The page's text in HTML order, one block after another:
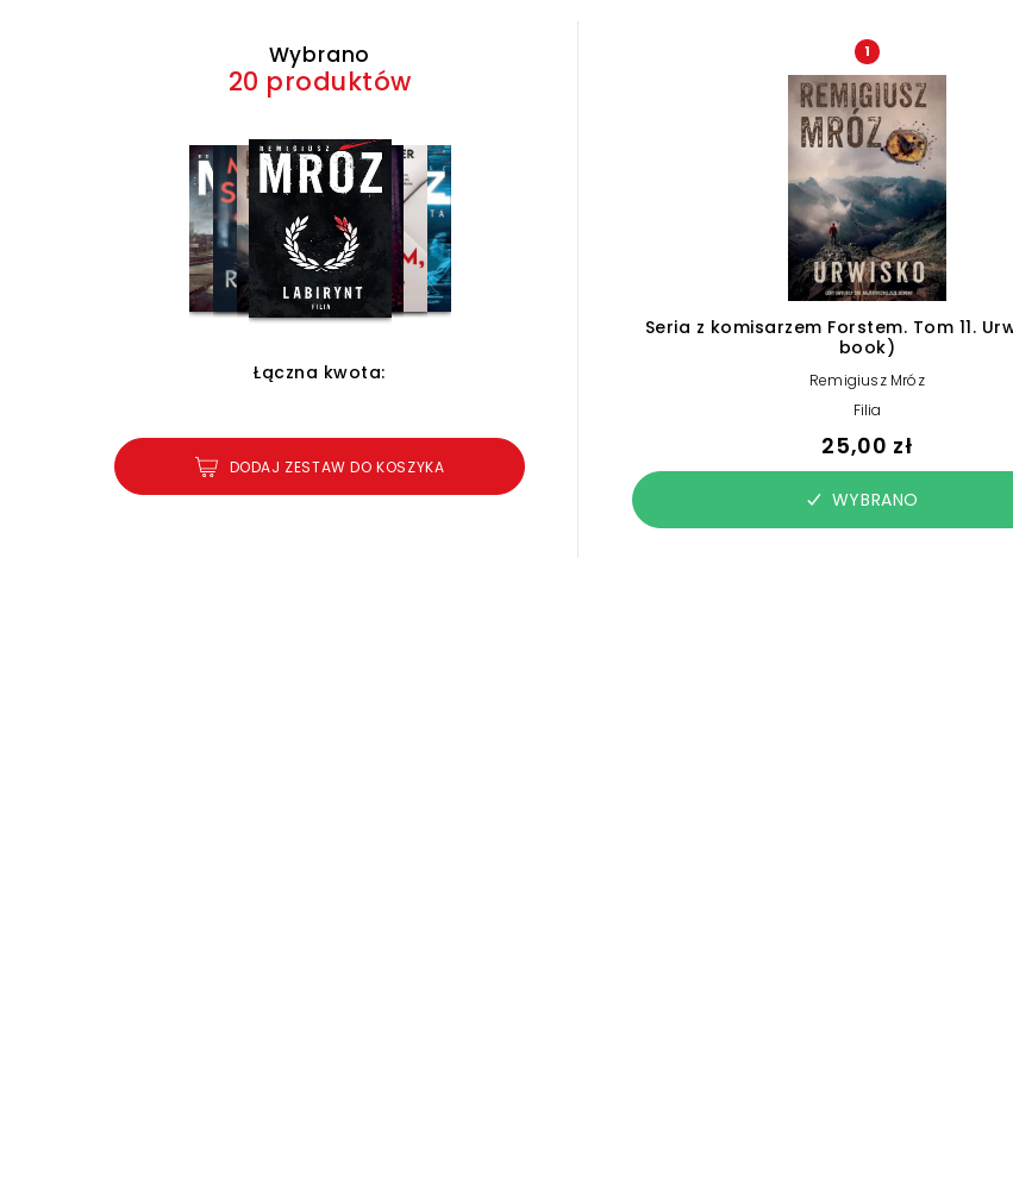
Wybrano
20 produktów
Łączna kwota:
DODAJ ZESTAW DO KOSZYKA
1
Seria z komisarzem Forstem. Tom 11.
book)
Remigiusz Mróz
Filia
25,00 zł
WYBRANO